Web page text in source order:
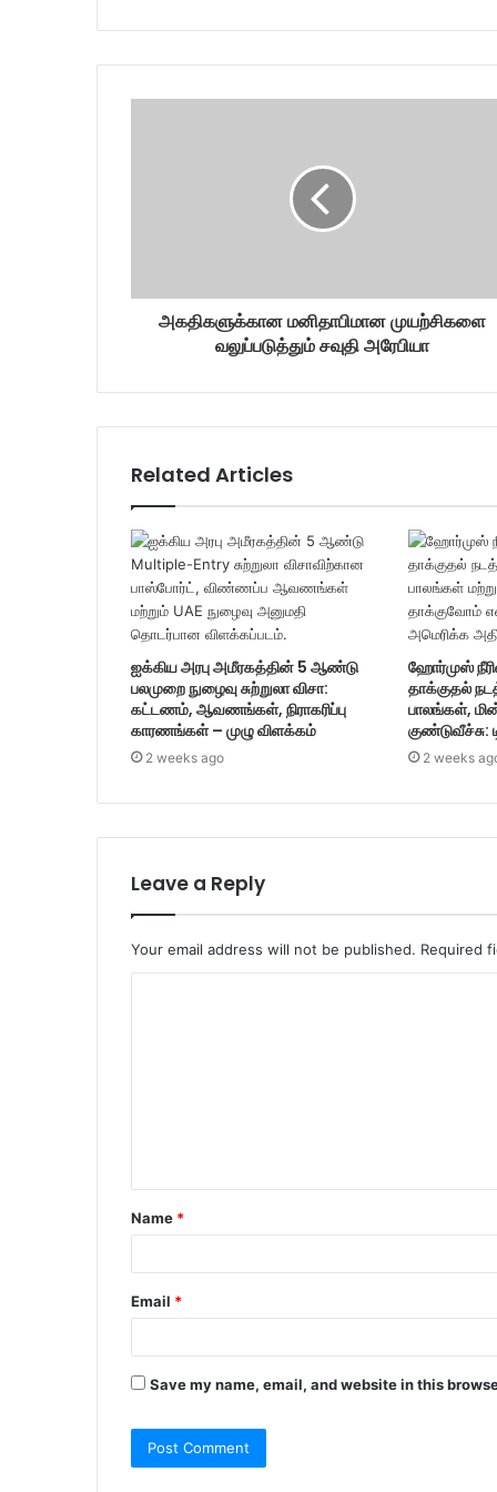
u
r
அகதிகளுக்கான மனிதாபிமான முயற்சிகளை
வலுப்படுத்தும் சவுதி அரேபியா
Related Articles
ஐக்கிய அரபு அமீரகத்தின் 5 ஆண்டு
பலமுறை நுழைவு சுற்றுலா விசா:
கட்டணம், ஆவணங்கள், நிராகரிப்பு
காரணங்கள் – முழு விளக்கம்
2 weeks ago
ஹோர்முஸ்
தாக்குதல்
பாலங்கள்,
குண்டுவீச்சு:
2 weeks
Leave a Reply
Your email address will not be published. Required
t
*
Name *
Email *
Save my name, email, and website in this